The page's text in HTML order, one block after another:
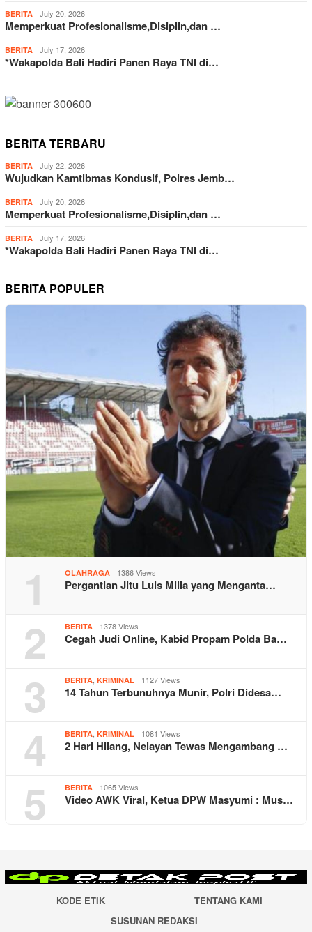
BERITA July 20, 2026
Memperkuat Profesionalisme,Disiplin,dan …
BERITA July 17, 2026
*Wakapolda Bali Hadiri Panen Raya TNI di…
BERITA TERBARU
BERITA July 22, 2026
Wujudkan Kamtibmas Kondusif, Polres Jemb…
BERITA July 20, 2026
Memperkuat Profesionalisme,Disiplin,dan …
BERITA July 17, 2026
*Wakapolda Bali Hadiri Panen Raya TNI di…
BERITA POPULER
1 OLAHRAGA 1386 Views
Pergantian Jitu Luis Milla yang Menganta…
2 BERITA 1378 Views
Cegah Judi Online, Kabid Propam Polda Ba…
3 BERITA KRIMINAL 1127 Views
14 Tahun Terbunuhnya Munir, Polri Didesa…
4 BERITA KRIMINAL 1081 Views
2 Hari Hilang, Nelayan Tewas Mengambang …
5 BERITA 1065 Views
Video AWK Viral, Ketua DPW Masyumi : Mus…
KODE ETIK
TENTANG KAMI
SUSUNAN REDAKSI